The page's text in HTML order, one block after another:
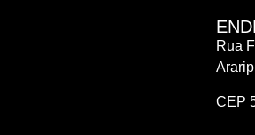
Rua
CEP